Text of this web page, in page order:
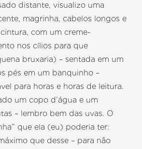
distante, visualizo uma
magrinha, cabelos longos e
com um creme-
nos cílios para que
bruxaria) – sentada em um
pés em um banquinho –
para horas e horas de leitura.
um copo d’água e um
– lembro bem das uvas. O
que ela (eu) poderia ter:
que desse – para não